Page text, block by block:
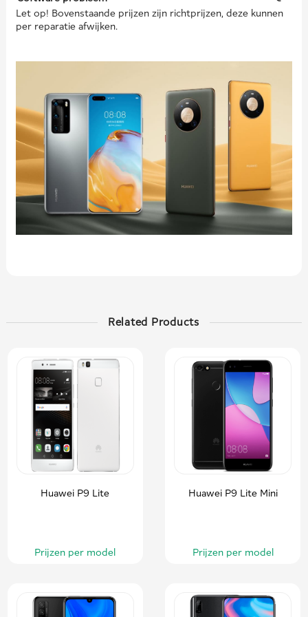
Let op! Bovenstaande prijzen zijn richtprijzen, deze kunnen
per reparatie afwijken.
Related Products
Huawei P9 Lite
Prijzen per model
Huawei P9 Lite Mini
Prijzen per model